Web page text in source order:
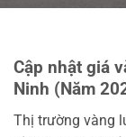
Cập nhật giá
Ninh (Năm
Thị trường vàng